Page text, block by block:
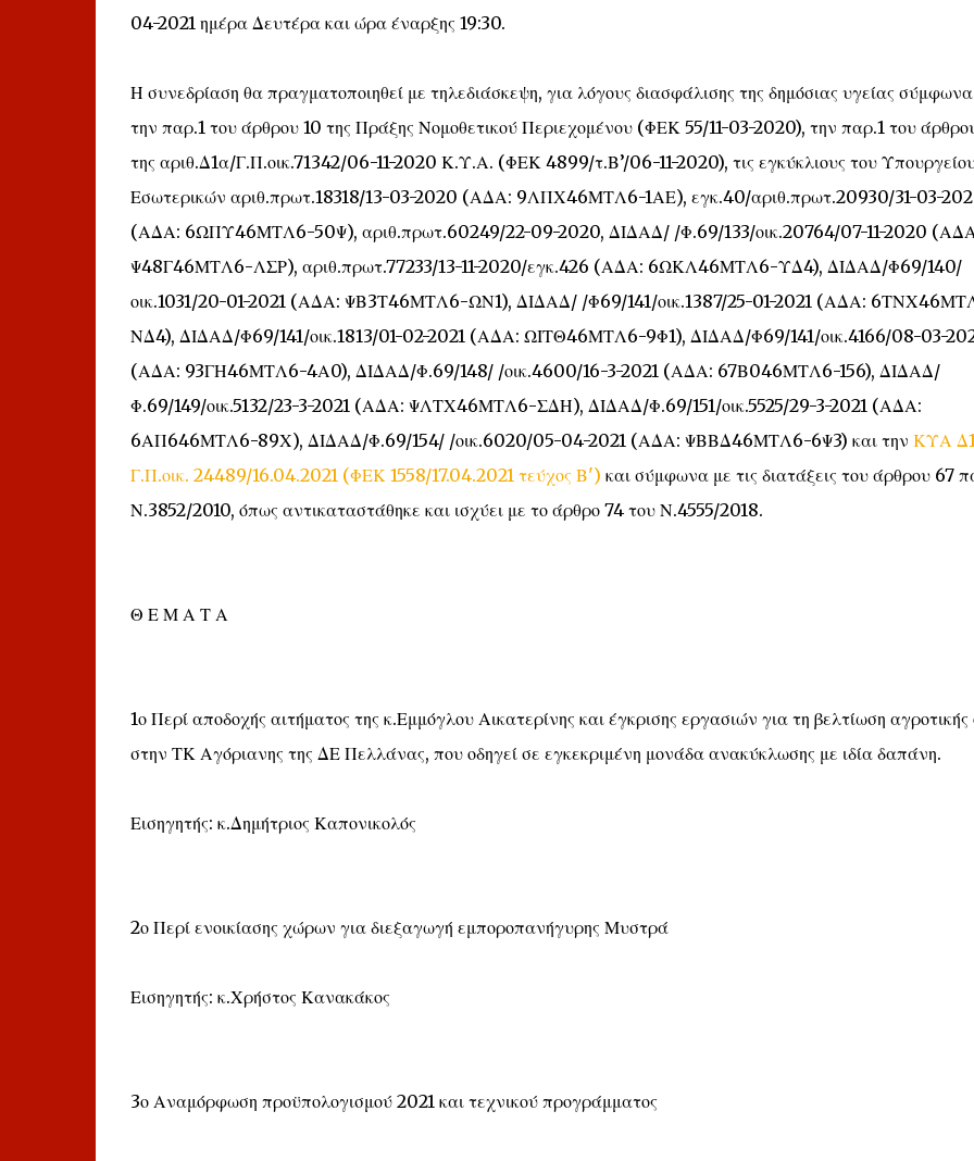
04-2021 ημέρα Δευτέρα και ώρα έναρξης 19:30.
Η συνεδρίαση θα πραγματοποιηθεί με τηλεδιάσκεψη, για λόγους διασφάλισης της δημόσιας υγείας
την παρ.1 του άρθρου 10 της Πράξης Νομοθετικού Περιεχομένου (ΦΕΚ 55/11-03-2020), την παρ.1 του
της αριθ.Δ1α/Γ.Π.οικ.71342/06-11-2020 Κ.Υ.Α. (ΦΕΚ 4899/τ.Β’/06-11-2020), τις εγκύκλιους του
Εσωτερικών αριθ.πρωτ.18318/13-03-2020 (ΑΔΑ: 9ΛΠΧ46ΜΤΛ6-1ΑΕ), εγκ.40/αριθ.πρωτ.20930/31-03-
(ΑΔΑ: 6ΩΠΥ46ΜΤΛ6-50Ψ), αριθ.πρωτ.60249/22-09-2020, ΔΙΔΑΔ/ /Φ.69/133/οικ.20764/07-11-2020
Ψ48Γ46ΜΤΛ6-ΛΣΡ), αριθ.πρωτ.77233/13-11-2020/εγκ.426 (ΑΔΑ: 6ΩΚΛ46ΜΤΛ6-ΥΔ4), ΔΙΔΑΔ/Φ69/140/
οικ.1031/20-01-2021 (ΑΔΑ: ΨΒ3Τ46ΜΤΛ6-ΩΝ1), ΔΙΔΑΔ/ /Φ69/141/οικ.1387/25-01-2021 (ΑΔΑ:
ΝΔ4), ΔΙΔΑΔ/Φ69/141/οικ.1813/01-02-2021 (ΑΔΑ: ΩΙΤΘ46ΜΤΛ6-9Φ1), ΔΙΔΑΔ/Φ69/141/οικ.4166/08-03-
(ΑΔΑ: 93ΓΗ46ΜΤΛ6-4Α0), ΔΙΔΑΔ/Φ.69/148/ /οικ.4600/16-3-2021 (ΑΔΑ: 67Β046ΜΤΛ6-156), ΔΙΔΑΔ/
Φ.69/149/οικ.5132/23-3-2021 (ΑΔΑ: ΨΛΤΧ46ΜΤΛ6-ΣΔΗ), ΔΙΔΑΔ/Φ.69/151/οικ.5525/29-3-2021 (ΑΔΑ:
6ΑΠ646ΜΤΛ6-89Χ), ΔΙΔΑΔ/Φ.69/154/ /οικ.6020/05-04-2021 (ΑΔΑ: ΨΒΒΔ46ΜΤΛ6-6Ψ3) και την ΚΥΑ
Γ.Π.οικ. 24489/16.04.2021 (ΦΕΚ 1558/17.04.2021 τεύχος Β') και σύμφωνα με τις διατάξεις του άρθρου 67
Ν.3852/2010, όπως αντικαταστάθηκε και ισχύει με το άρθρο 74 του Ν.4555/2018.
Θ Ε Μ Α Τ Α
1ο Περί αποδοχής αιτήματος της κ.Εμμόγλου Αικατερίνης και έγκρισης εργασιών για τη βελτίωση αγροτικής
στην ΤΚ Αγόριανης της ΔΕ Πελλάνας, που οδηγεί σε εγκεκριμένη μονάδα ανακύκλωσης με ιδία δαπάνη.
Εισηγητής: κ.Δημήτριος Καπονικολός
2ο Περί ενοικίασης χώρων για διεξαγωγή εμποροπανήγυρης Μυστρά
Εισηγητής: κ.Χρήστος Κανακάκος
3ο Αναμόρφωση προϋπολογισμού 2021 και τεχνικού προγράμματος